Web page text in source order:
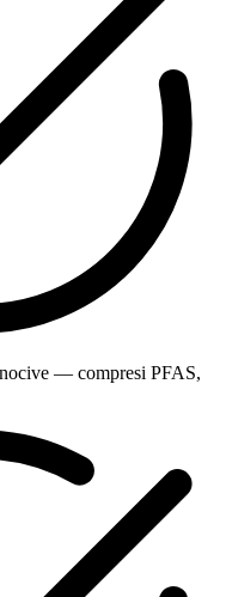
— compresi PFAS,